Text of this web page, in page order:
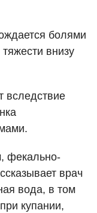
болями
внизу
вследствие
фекально-
врач
вода, в том
купании,